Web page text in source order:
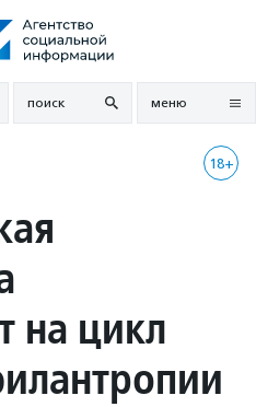
поиск меню
18+
на цикл